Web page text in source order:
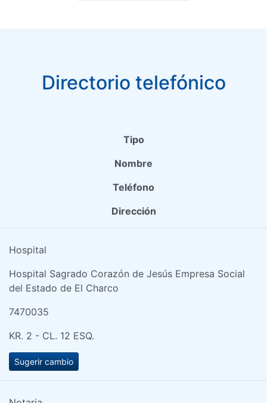
Directorio telefónico
Tipo
Nombre
Teléfono
Dirección
Hospital
Hospital Sagrado Corazón de Jesús Empresa Social
del Estado de El Charco
7470035
KR. 2 - CL. 12 ESQ.
Sugerir cambio